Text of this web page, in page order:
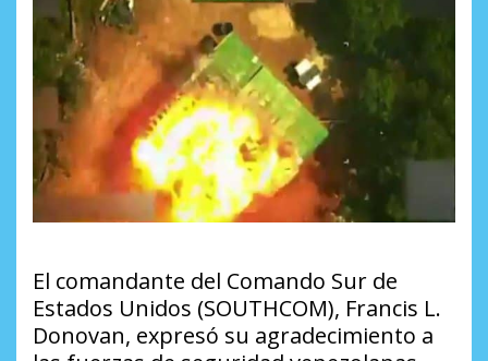
El comandante del Comando Sur de
Estados Unidos (SOUTHCOM), Francis L.
Donovan, expresó su agradecimiento a